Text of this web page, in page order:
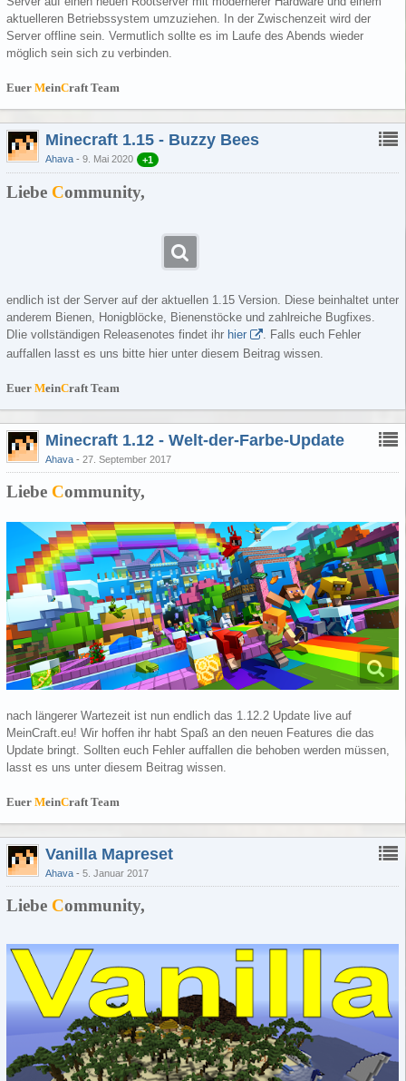
aktuelleren Betriebssystem umzuziehen. In der Zwischenzeit wird der
Server offline sein. Vermutlich sollte es im Laufe des Abends wieder
möglich sein sich zu verbinden.
Euer MeinCraft Team
Minecraft 1.15 - Buzzy Bees
Ahava 9. Mai 2020 +1
Liebe Community,
endlich ist der Server auf der aktuellen 1.15 Version. Diese beinhaltet unter
anderem Bienen, Honigblöcke, Bienenstöcke und zahlreiche Bugfixes.
DIie vollständigen Releasenotes findet ihr hier
. Falls euch Fehler
auffallen lasst es uns bitte hier unter diesem Beitrag wissen.
Euer MeinCraft Team
Minecraft 1.12 - Welt-der-Farbe-Update
Ahava 27. September 2017
Liebe Community,
nach längerer Wartezeit ist nun endlich das 1.12.2 Update live auf
MeinCraft.eu! Wir hoffen ihr habt Spaß an den neuen Features die das
Update bringt. Sollten euch Fehler auffallen die behoben werden müssen,
lasst es uns unter diesem Beitrag wissen.
Euer MeinCraft Team
Vanilla Mapreset
Ahava 5. Januar 2017
Liebe Community,